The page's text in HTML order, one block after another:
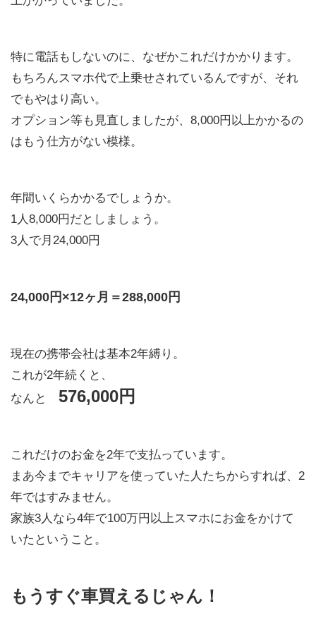
特に電話もしないのに、なぜかこれだけかかります。
もちろんスマホ代で上乗せされているんですが、それ
でもやはり高い。
オプション等も見直しましたが、8,000円以上かかるの
はもう仕方がない模様。
年間いくらかかるでしょうか。
1人8,000円だとしましょう。
3人で月24,000円
24,000円×12ヶ月＝288,000円
現在の携帯会社は基本2年縛り。
これが2年続くと、
なんと 576,000円
これだけのお金を2年で支払っています。
まあ今までキャリアを使っていた人たちからすれば、2
年ではすみません。
家族3人なら4年で100万円以上スマホにお金をかけて
いたということ。
もうすぐ車買えるじゃん！